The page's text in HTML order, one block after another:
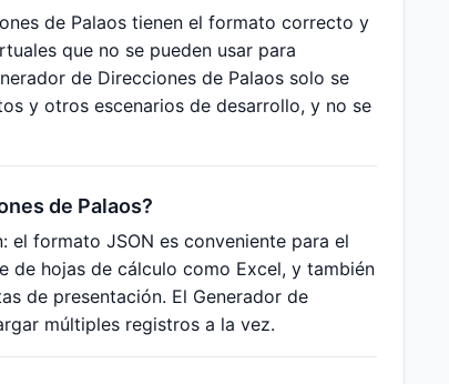
de Palaos tienen el formato correcto y
que no se pueden usar para
de Direcciones de Palaos solo se
y otros escenarios de desarrollo, y no se
de Palaos?
formato JSON es conveniente para el
de hojas de cálculo como Excel, y también
de presentación. El Generador de
múltiples registros a la vez.